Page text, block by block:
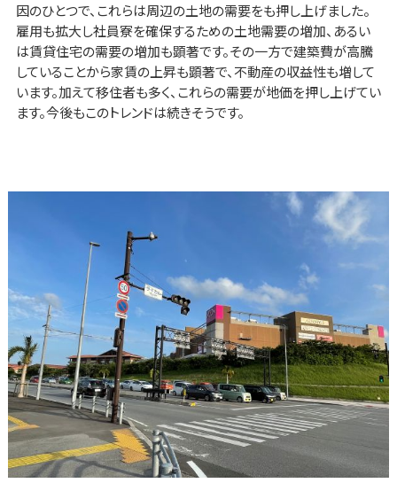
因のひとつで、これらは周辺の土地の需要をも押し上げました。
雇用も拡大し社員寮を確保するための土地需要の増加、あるい
は賃貸住宅の需要の増加も顕著です。その一方で建築費が高騰
していることから家賃の上昇も顕著で、不動産の収益性も増して
います。加えて移住者も多く、これらの需要が地価を押し上げてい
ます。今後もこのトレンドは続きそうです。